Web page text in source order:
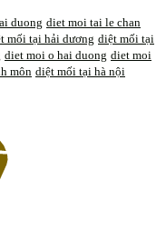
duong diet moi tai le chan
mối tại hải dương diệt mối tại
diet moi o hai duong diet moi
môn diệt mối tại hà nội